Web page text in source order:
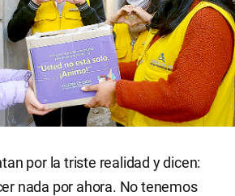
por la triste realidad y dicen:
nada por ahora. No tenemos